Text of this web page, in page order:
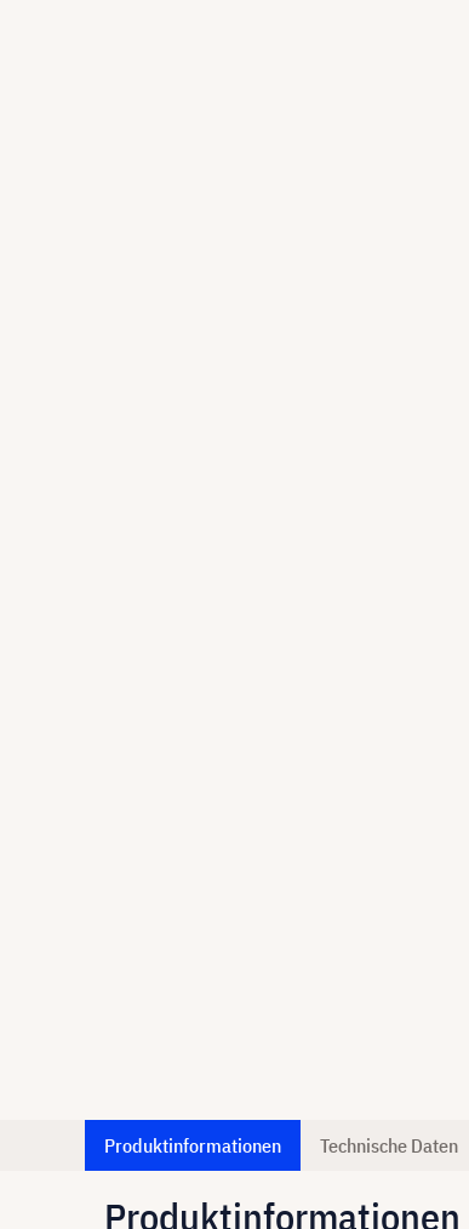
Produktinformationen Technische Daten
Produktinformationen